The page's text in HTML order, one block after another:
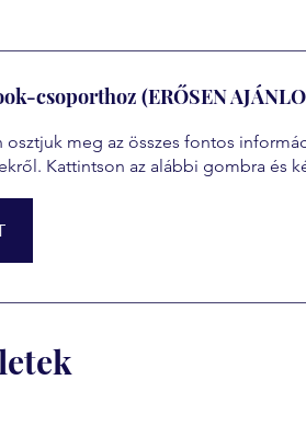
csoporthoz (ERŐSEN
meg az összes fontos
Kattintson az alábbi gombra és